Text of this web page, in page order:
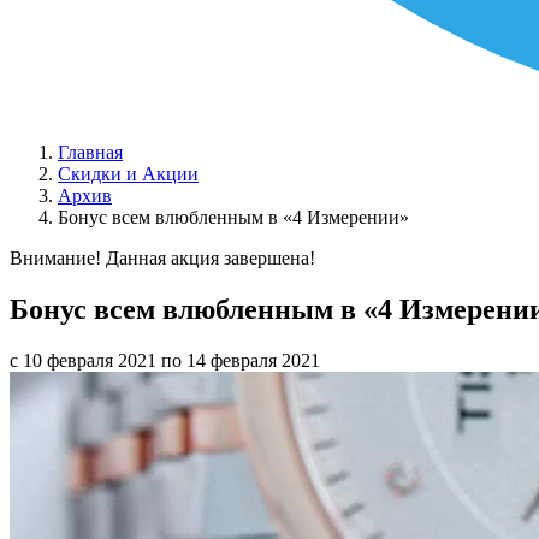
Главная
Скидки и Акции
Архив
Бонус всем влюбленным в «4 Измерении»
Внимание! Данная акция завершена!
Бонус всем влюбленным в «4
с 10 февраля 2021 по 14 февраля 2021